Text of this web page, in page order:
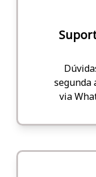
segunda
via